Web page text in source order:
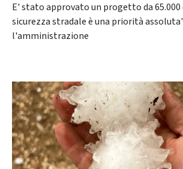
E' stato approvato un progetto da 65.000
sicurezza stradale è una priorità
l'amministrazione